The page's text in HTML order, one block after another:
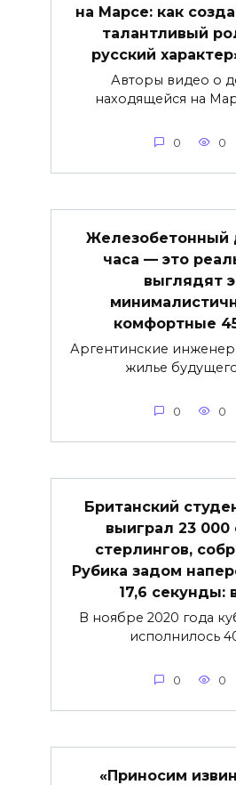
на Марсе: как
талантливый
русский
Авторы видео о
находящейся на
0 0
Железобетонный
часа — это
выглядят
комфортные
Аргентинские
жилье
0 0
Британский
выиграл 23 000
стерлингов,
Рубика задом
17,6 секунды:
В ноябре 2020 года
исполнилось
0 0
«Приносим